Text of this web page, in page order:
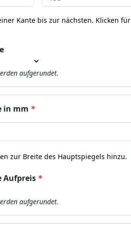
Kante bis zur nächsten. Klicken für
aufgerundet.
in mm *
Aufpreis *
zur Breite des Hauptspiegels hinzu.
aufgerundet.